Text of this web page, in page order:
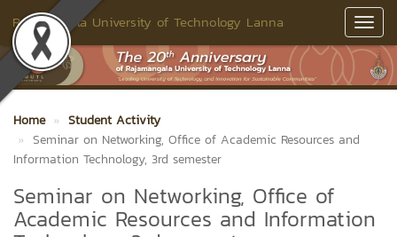
Rajamangala University of Technology Lanna
Home
Student Activity
Seminar on Networking, Office of Academic Resources and
Information Technology, 3rd semester
Seminar on Networking, Office of
Academic Resources and Information